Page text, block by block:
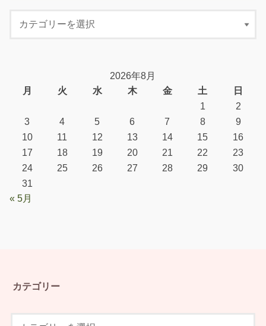
2026年8月
月
火 水 木 金 土
日
1
2
3
4 5 6 7 8
9
10
11 12 13 14 15
16
17
18 19 20 21 22
23
24
25 26 27 28 29
30
31
« 5月
カテゴリー